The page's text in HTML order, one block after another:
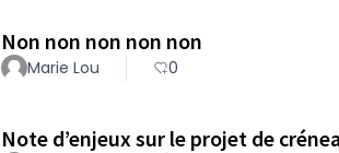
Non non non non non
Marie Lou 0
Note d’enjeux sur le projet de